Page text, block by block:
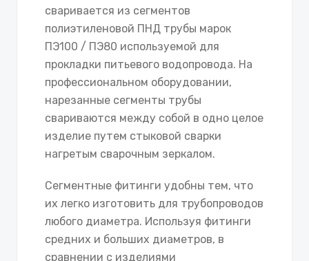
сваривается из сегментов
полиэтиленовой ПНД трубы марок
ПЭ100 / ПЭ80 используемой для
прокладки питьевого водопровода. На
профессиональном оборудовании,
нарезанные сегменты трубы
свариваются между собой в одно целое
изделие путем стыковой сварки
нагретым сварочным зеркалом.
Сегментные фитинги удобны тем, что
их легко изготовить для трубопроводов
любого диаметра. Используя фитинги
средних и больших диаметров, в
сравнении с изделиями